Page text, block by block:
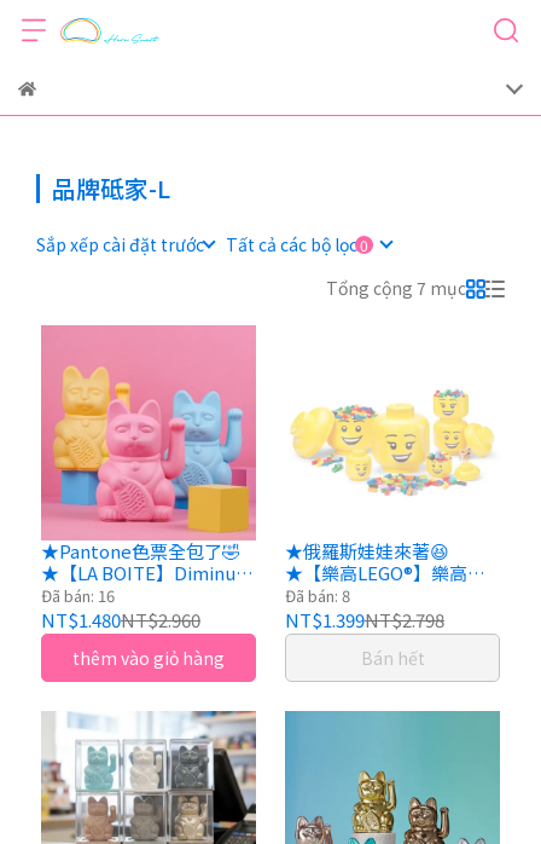
品牌砥家-L
Sắp xếp cài đặt trước
Tất cả các bộ lọc
Tổng cộng 7 mục
★Pantone色票全包了🤣
★【LA BOITE】Diminuto
Cielo｜幸運繽紛自動招手
招財貓(16色) 高18cm
Đã bán: 16
NT$1.480NT$2.960
thêm vào giỏ hàng
★俄羅斯娃娃來著😆
★【樂高LEGO®】樂高頭
造型收納盒｜大、中、小
各2顆(共6顆) 智砥家
Đã bán: 8
NT$1.399NT$2.798
Bán hết